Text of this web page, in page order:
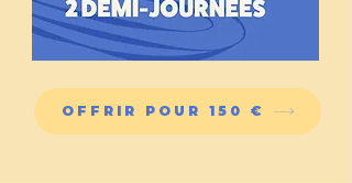
OFFRIR POUR 150 €